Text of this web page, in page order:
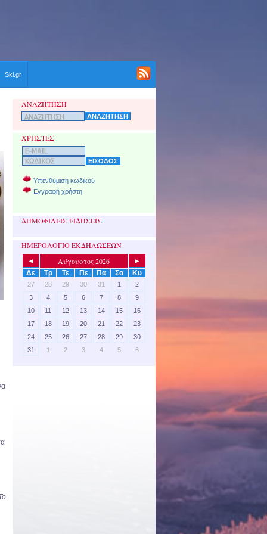
Ski.gr
ΑΝΑΖΗΤΗΣΗ
ΧΡΗΣΤΕΣ
Υπενθύμιση κωδικού
Εγγραφή χρήστη
ΔΗΜΟΦΙΛΕΙΣ ΕΙΔΗΣΕΙΣ
ΗΜΕΡΟΛΟΓΙΟ ΕΚΔΗΛΩΣΕΩΝ
◄ Αύγουστος 2026
►
Δε
Τρ Τε Πε Πα Σα Κυ
27 28 29 30 31 1
2
3
4 5 6 7 8
9
10
11 12 13 14 15
16
17
18 19 20 21 22
23
24
25 26 27 28 29
30
31
1 2 3 4 5 6